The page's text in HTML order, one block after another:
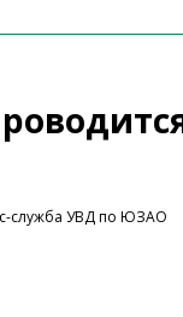
служба УВД по ЮЗАО